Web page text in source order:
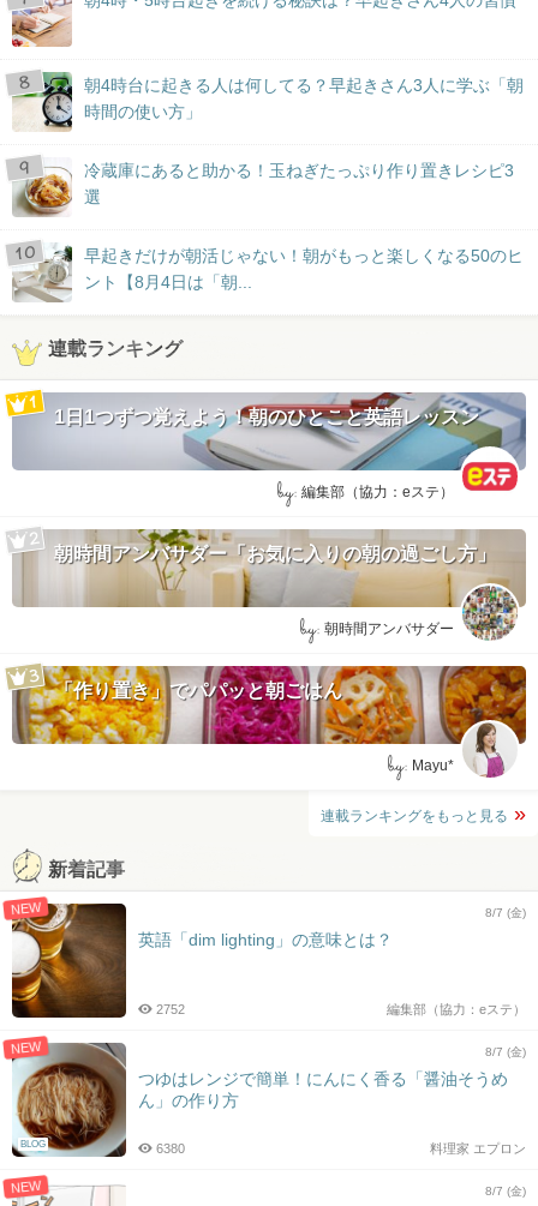
朝4時台に起きる人は何してる？早起きさん3人に学ぶ「朝
時間の使い方」
冷蔵庫にあると助かる！玉ねぎたっぷり作り置きレシピ3
選
早起きだけが朝活じゃない！朝がもっと楽しくなる50のヒ
ント【8月4日は「朝...
連載ランキング
1日1つずつ覚えよう！朝のひとこと英語レッスン
by: 編集部（協力：eステ）
朝時間アンバサダー「お気に入りの朝の過ごし方」
by: 朝時間アンバサダー
「作り置き」でパパッと朝ごはん
by: Mayu*
連載ランキングをもっと見る
新着記事
NEW 8/7 (金)
英語「dim lighting」の意味とは？
編集部（協力：eステ）
2752
NEW
BLOG
8/7 (金)
つゆはレンジで簡単！にんにく香る「醤油そうめ
ん」の作り方
料理家 エプロン
6380
NEW 8/7 (金)